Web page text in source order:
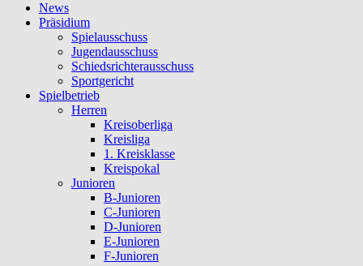
News
Präsidium
Spielausschuss
Jugendausschuss
Schiedsrichterausschuss
Sportgericht
Spielbetrieb
Herren
Kreisoberliga
Kreisliga
1. Kreisklasse
Kreispokal
Junioren
B-Junioren
C-Junioren
D-Junioren
E-Junioren
F-Junioren